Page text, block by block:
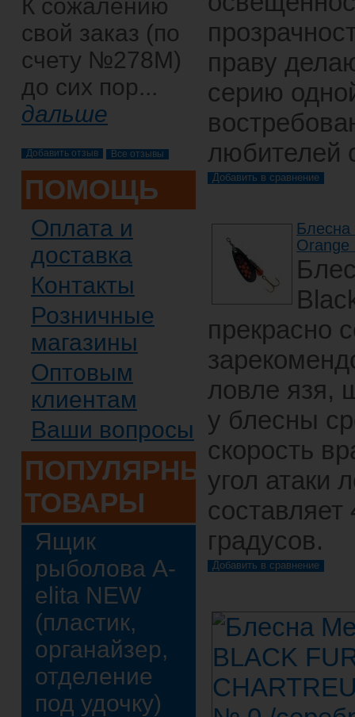
К сожалению
свой заказ (по
счету №278М)
до сих пор...
дальше
Все отзывы
ПОМОЩЬ
Оплата и
доставка
Контакты
Розничные
магазины
Оптовым
клиентам
Ваши вопросы
ПОПУЛЯРНЫЕ
ТОВАРЫ
Ящик
рыболова A-
elita NEW
(пластик,
органайзер,
отделение
под удочку)
праву
серию
любителей
Блесна
прекрасно
ловле язя,
у блесны
скорость
угол атаки
составляет
градусов.